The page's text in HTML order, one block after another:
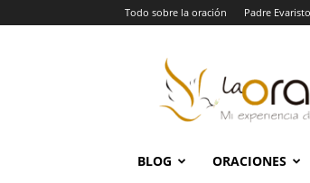
Todo sobre la oración Padre
BLOG ORACIONES